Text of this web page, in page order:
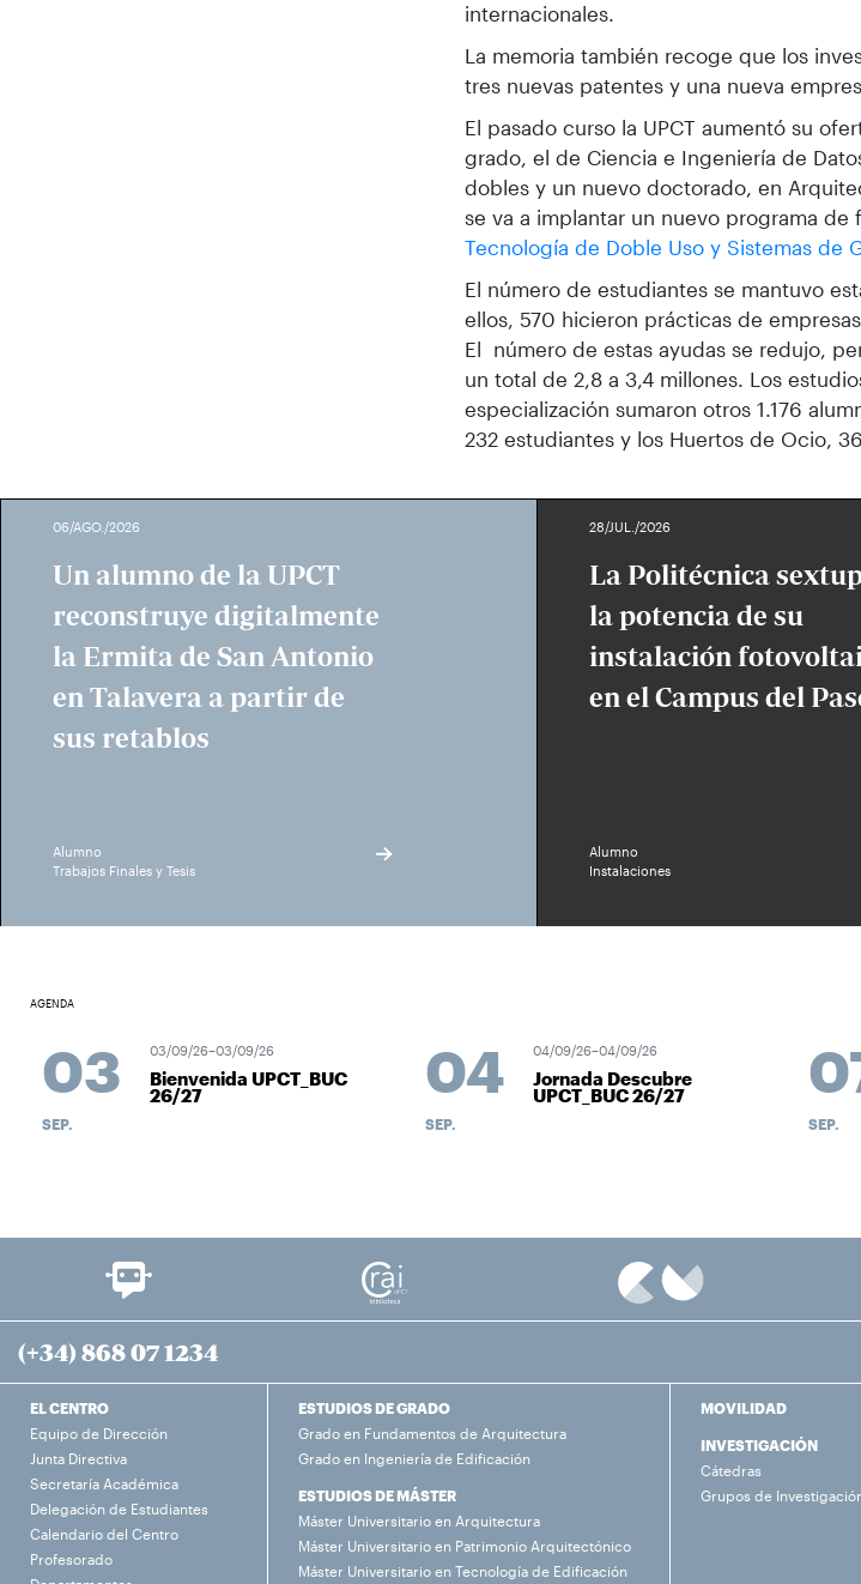
internacionales.
La memoria también recoge que los
tres nuevas patentes y una nueva
El pasado curso la UPCT aumentó su
grado, el de Ciencia e Ingeniería de
dobles y un nuevo doctorado, en
se va a implantar un nuevo programa
Tecnología de Doble Uso y Sistemas de
El número de estudiantes se mantuvo
ellos, 570 hicieron prácticas de
El número de estas ayudas se redujo,
un total de 2,8 a 3,4 millones. Los
especialización sumaron otros 1.176
232 estudiantes y los Huertos de Ocio,
06/AGO./2026
Un alumno de la UPCT
reconstruye digitalmente
la Ermita de San Antonio
en Talavera a partir de
sus retablos
Alumno
Trabajos Finales y Tesis
28/JUL./2026
La Politécnica
la potencia de su
instalación
en el Campus del
Alumno
Instalaciones
AGENDA
03
SEP.
03/09/26–03/09/26
Bienvenida UPCT_BUC
26/27 04
SEP.
04/09/26–04/09/26
Jornada Descubre
UPCT_BUC 26/27
SEP.
(+34) 868 07 1234
EL CENTRO
Equipo de Dirección
Junta Directiva
Secretaría Académica
Delegación de Estudiantes
Calendario del Centro
Profesorado
ESTUDIOS DE GRADO
Grado en Fundamentos de Arquitectura
Grado en Ingeniería de Edificación
ESTUDIOS DE MÁSTER
Máster Universitario en Arquitectura
Máster Universitario en Patrimonio Arquitectónico
Máster Universitario en Tecnología de Edificación
MOVILIDAD
INVESTIGACIÓN
Cátedras
Grupos de